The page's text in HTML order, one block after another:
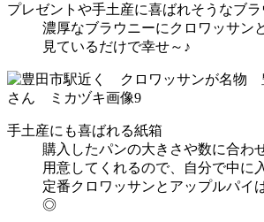
プレゼントや手土産に喜ばれそうなブラ
濃厚なブラウニーにクロワッサン
見ているだけで幸せ～♪
手土産にも喜ばれる紙箱
購入したパンの大きさや数に合わ
用意してくれるので、自分で中に
定番クロワッサンとアップルパイ
◎